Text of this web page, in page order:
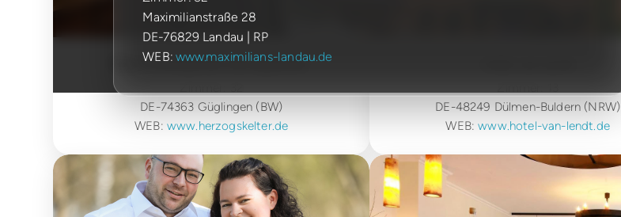
Hotel & Restaurant Herzogskelter
DE-74363 Güglingen (BW)
WEB: www.herzogskelter.de
DE-48249 Dülmen-Buldern (NRW)
WEB:www.hotel-van-lendt.de
Maximilianstraße 28
DE-76829 Landau | RP
WEB:www.maximilians-landau.de